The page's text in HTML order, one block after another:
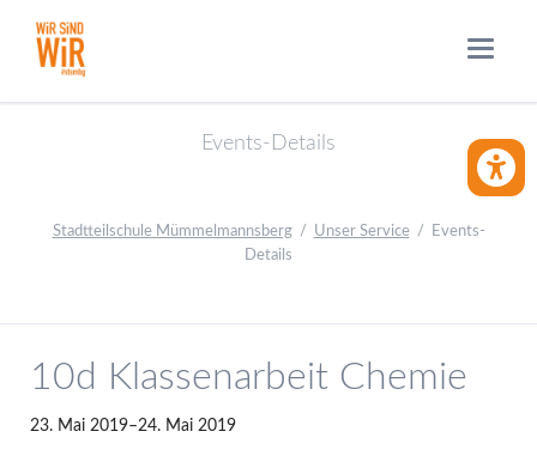
Events-Details
Stadtteilschule Mümmelmannsberg Unser Service
Events-
Details
10d Klassenarbeit Chemie
23. Mai 2019–24. Mai 2019